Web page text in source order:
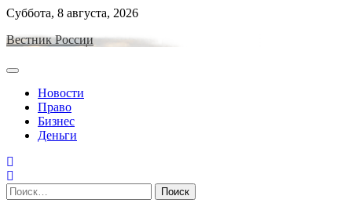
Skip
content
Суббота, 8 августа, 2026
Вестник России
Новости
Право
Бизнес
Деньги
Найти: